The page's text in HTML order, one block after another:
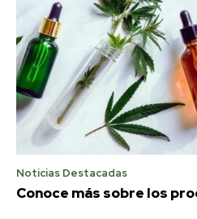
Noticias Destacadas
Conoce más sobre los